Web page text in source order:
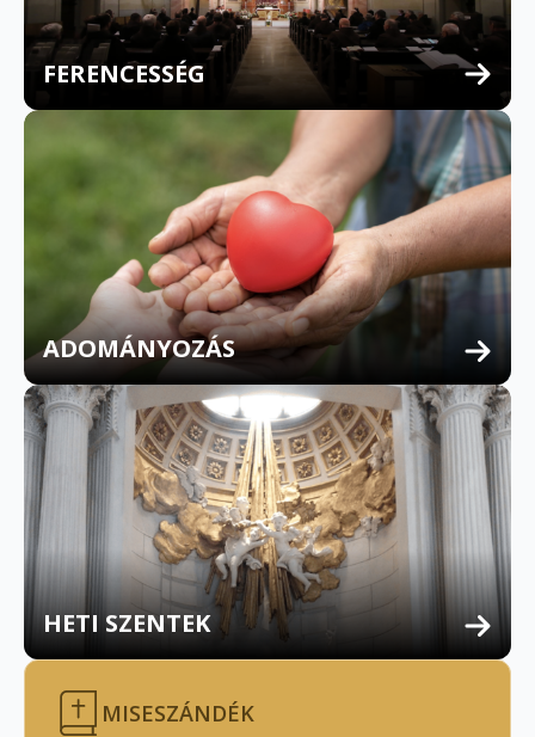
FERENCESSÉG
MULTILINGUAL CONFESSION
ADOMÁNYOZÁS
HETI SZENTEK
MISESZÁNDÉK